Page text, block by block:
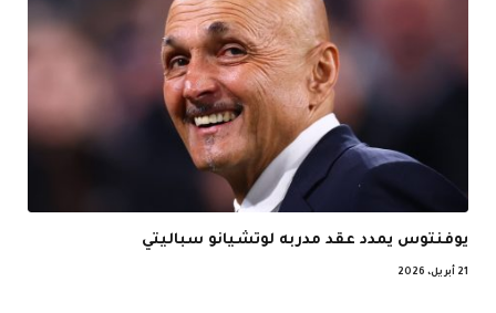
يوفنتوس يمدد عقد مدربه لوتشيانو سباليتي
21 أبريل، 2026